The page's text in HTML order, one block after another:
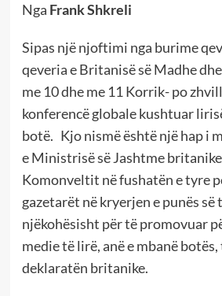
Nga Frank Shkreli
Sipas një njoftimi nga burime
qeveria e Britanisë së Madhe
me 10 dhe me 11 Korrik- po
konferencë globale kushtuar
botë. Kjo nismë është një hap i
e Ministrisë së Jashtme
Komonveltit në fushatën e tyre
gazetarët në kryerjen e punës së
njëkohësisht për të promovuar
medie të lirë, anë e mbanë
deklaratën britanike.